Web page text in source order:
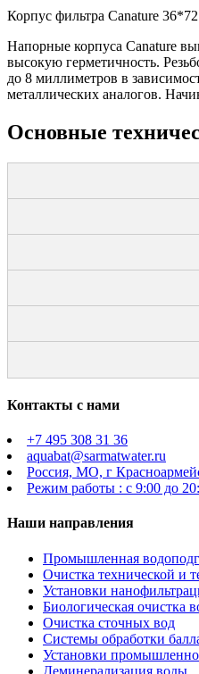
Корпус фильтра Canature
Напорные корпуса Canature
высокую герметичность.
до 8 миллиметров в
металлических аналогов.
Основные
Контакты с нами
+7 495 308 31 36
aquabat@sarmatwater.ru
Россия, МО, г
Режим работы : с 9:00 до
Наши направления
Промышленная
Очистка технической и
Установки
Биологическая очистка
Очистка сточных вод
Системы обработки
Установки
Деминерализация воды